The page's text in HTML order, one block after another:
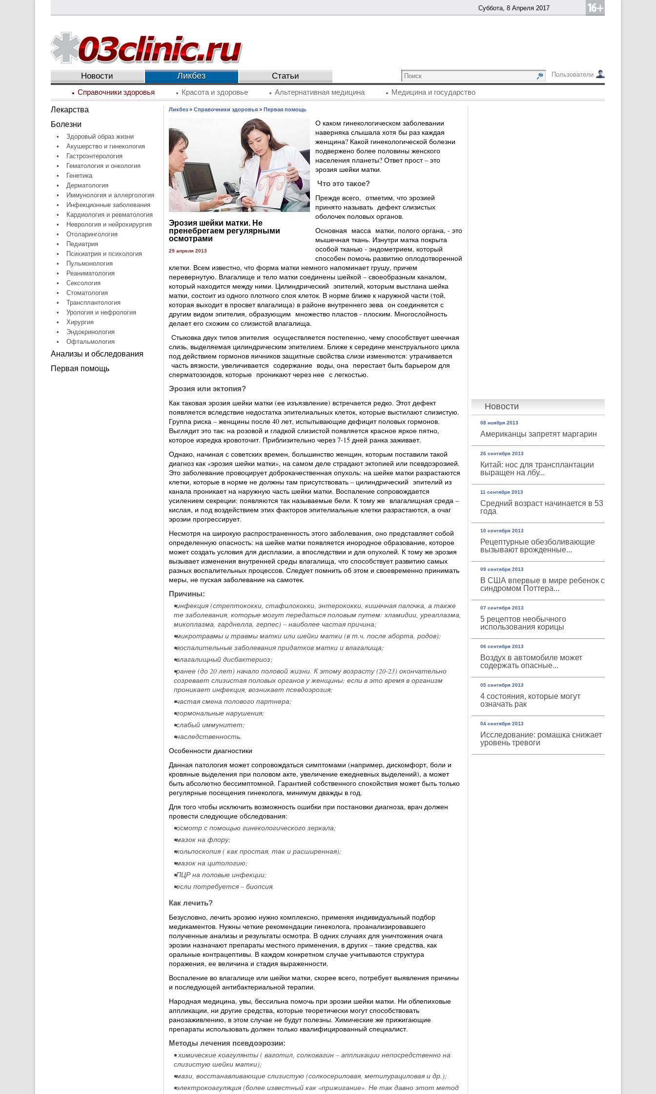
Суббота, 8 Апреля 2017
Пользователи
Новости Ликбез Статьи
Справочники здоровья Красота и здоровье Альтернативная медицина Медицина и государство
Лекарства
Болезни
•
Здоровый образ жизни
•
Акушерство и гинекология
•
Гастроэнтерология
•
Гематология и онкология
•
Генетика
•
Дерматология
•
Иммунология и аллергология
•
Инфекционные заболевания
•
Кардиология и ревматология
•
Неврология и нейрохирургия
•
Отоларингология
•
Педиатрия
•
Психиатрия и психология
•
Пульмонология
•
Реаниматология
•
Сексология
•
Стоматология
•
Трансплантология
•
Урология и нефрология
•
Хирургия
•
Эндокринология
•
Офтальмология
Анализы и обследования
Первая помощь
Новости
08 ноября 2013
Американцы запретят маргарин
26 сентября 2013
Китай: нос для трансплантации
выращен на лбу...
11 сентября 2013
Средний возраст начинается в 53
года
10 сентября 2013
Рецептурные обезболивающие
вызывают врожденные...
09 сентября 2013
В США впервые в мире ребенок с
синдромом Поттера...
07 сентября 2013
5 рецептов необычного
использования корицы
06 сентября 2013
Воздух в автомобиле может
содержать опасные...
05 сентября 2013
4 состояния, которые могут
означать рак
04 сентября 2013
Исследование: ромашка снижает
уровень тревоги
Ликбез» Справочники здоровья» Первая помощь
Эрозия шейки матки. Не
пренебрегаем регулярными
осмотрами
29 апреля 2013
О каком гинекологическом заболевании
наверняка слышала хотя бы раз каждая
женщина? Какой гинекологической болезни
подвержено более половины женского
населения планеты? Ответ прост – это
эрозия шейки матки.
Что это такое?
Прежде всего, отметим, что эрозией
принято называть дефект слизистых
оболочек половых органов.
Основная масса матки, полого органа, - это
мышечная ткань. Изнутри матка покрыта
особой тканью - эндометрием, который
способен помочь развитию оплодотворенной
клетки. Всем известно, что форма матки немного напоминает грушу, причем
перевернутую. Влагалище и тело матки соединены шейкой – своеобразным каналом,
который находится между ними. Цилиндрический эпителий, которым выстлана шейка
матки, состоит из одного плотного слоя клеток. В норме ближе к наружной части (той,
которая выходит в просвет влагалища) в районе внутреннего зева он соединяется с
другим видом эпителия, образующим множество пластов - плоским. Многослойность
делает его схожим со слизистой влагалища.
Стыковка двух типов эпителия осуществляется постепенно, чему способствует шеечная
слизь, выделяемая цилиндрическим эпителием. Ближе к середине менструального цикла
под действием гормонов яичников защитные свойства слизи изменяются: утрачивается
часть вязкости, увеличивается содержание воды, она перестает быть барьером для
сперматозоидов, которые проникают через нее с легкостью.
Эрозия или эктопия?
Как таковая эрозия шейки матки (ее изъязвление) встречается редко. Этот дефект
появляется вследствие недостатка эпителиальных клеток, которые выстилают слизистую.
Группа риска – женщины после 40 лет, испытывающие дефицит половых гормонов.
Выглядит это так: на розовой и гладкой слизистой появляется красное яркое пятно,
которое изредка кровоточит. Приблизительно через 7-15 дней ранка заживает.
Однако, начиная с советских времен, большинство женщин, которым поставили такой
диагноз как «эрозия шейки матки», на самом деле страдают эктопией или псевдоэрозией.
Это заболевание провоцирует доброкачественная опухоль: на шейке матки разрастаются
клетки, которые в норме не должны там присутствовать – цилиндрический эпителий из
канала проникает на наружную часть шейки матки. Воспаление сопровождается
усилением секреции: появляются так называемые бели. К тому же влагалищная среда –
кислая, и под воздействием этих факторов эпителиальные клетки разрастаются, а очаг
эрозии прогрессирует.
Несмотря на широкую распространенность этого заболевания, оно представляет собой
определенную опасность: на шейке матки появляется инородное образование, которое
может создать условия для дисплазии, а впоследствии и для опухолей. К тому же эрозия
вызывает изменения внутренней среды влагалища, что способствует развитию самых
разных воспалительных процессов. Следует помнить об этом и своевременно принимать
меры, не пуская заболевание на самотек.
Причины:
•инфекция (стрептококки, стафилококки, энтерококки, кишечная палочка, а также
те заболевания, которые могут передаться половым путем: хламидии, уреаплазма,
микоплазма, гарднелла, герпес) – наиболее частая причина;
•микротравмы и травмы матки или шейки матки (в т.ч. после аборта, родов);
•воспалительные заболевания придатков матки и влагалища;
•влагалищный дисбактериоз;
•ранее (до 20 лет) начало половой жизни. К этому возрасту (20-23) окончательно
созревает слизистая половых органов у женщины; если в это время в организм
проникает инфекция, возникает псевдоэрозия;
•частая смена полового партнера;
•гормональные нарушения;
•слабый иммунитет;
•наследственность.
Особенности диагностики
Данная патология может сопровождаться симптомами (например, дискомфорт, боли и
кровяные выделения при половом акте, увеличение ежедневных выделений), а может
быть абсолютно бессимптомной. Гарантией собственного спокойствия может быть только
регулярные посещения гинеколога, минимум дважды в год.
Для того чтобы исключить возможность ошибки при постановки диагноза, врач должен
провести следующие обследования:
•осмотр с помощью гинекологического зеркала;
•мазок на флору;
•кольпоскопия ( как простая, так и расширенная);
•мазок на цитологию;
•ПЦР на половые инфекции;
•если потребуется – биопсия.
Как лечить?
Безусловно, лечить эрозию нужно комплексно, применяя индивидуальный подбор
медикаментов. Нужны четкие рекомендации гинеколога, проанализировавшего
полученные анализы и результаты осмотра. В одних случаях для уничтожения очага
эрозии назначают препараты местного применения, в других – такие средства, как
оральные контрацептивы. В каждом конкретном случае учитываются структура
поражения, ее величина и стадия выраженности.
Воспаление во влагалище или шейки матки, скорее всего, потребует выявления причины
и последующей антибактериальной терапии.
Народная медицина, увы, бессильна помочь при эрозии шейки матки. Ни облепиховые
аппликации, ни другие средства, которые теоретически могут способствовать
ранозаживлению, в этом случае не будут полезны. Химические же прижигающие
препараты использовать должен только квалифицированный специалист.
Методы лечения псевдоэрозии:
• химические коагулянты ( ваготил, солковагин – аппликации непосредственно на
слизистую шейки матки);
•мази, восстанавливающие слизистую (солкосериловая, метилурациловая и др.);
•электрокоагуляция (более известный как «прижигание». Не так давно этот метод